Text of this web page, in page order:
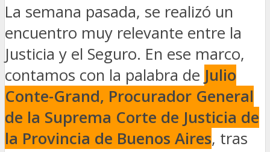
La semana pasada, se realizó un
encuentro muy relevante entre la
Justicia y el Seguro. En ese marco,
contamos con la palabra de Julio
Conte-Grand, Procurador General
de la Suprema Corte de Justicia de
la Provincia de Buenos Aires, tras